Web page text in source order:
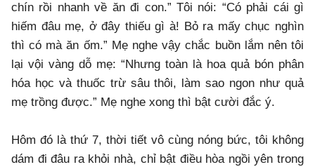
chín rồi nhanh về ăn đi con.” Tôi nói: “Có phải cái gì
hiếm đâu mẹ, ở đây thiếu gì à! Bỏ ra mấy chục nghìn
thì có mà ăn ốm.” Mẹ nghe vậy chắc buồn lắm nên tôi
lại vội vàng dỗ mẹ: “Nhưng toàn là hoa quả bón phân
hóa học và thuốc trừ sâu thôi, làm sao ngon như quả
mẹ trồng được.” Mẹ nghe xong thì bật cười đắc ý.
Hôm đó là thứ 7, thời tiết vô cùng nóng bức, tôi không
dám đi đâu ra khỏi nhà, chỉ bật điều hòa ngồi yên trong